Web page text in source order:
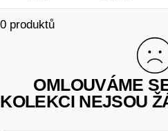
0 produktů
OMLOUVÁME
KOLEKCI NEJSOU